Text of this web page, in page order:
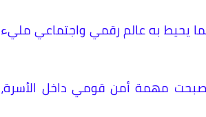
يحيط به عالم رقمي واجتماعي مليء
أصبحت مهمة أمن قومي داخل الأسرة،